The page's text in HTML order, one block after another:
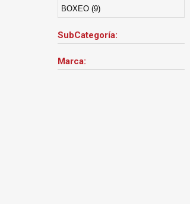
BOXEO (9)
SubCategoría:
Marca: